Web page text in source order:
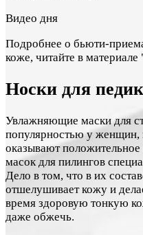
Видео дня
Подробнее о бьюти-
коже, читайте в
Носки для
Увлажняющие маски для
популярностью у женщин,
оказывают положительное
масок для пилингов
Дело в том, что в их
отшелушивает кожу и
время здоровую тонкую
даже обжечь.